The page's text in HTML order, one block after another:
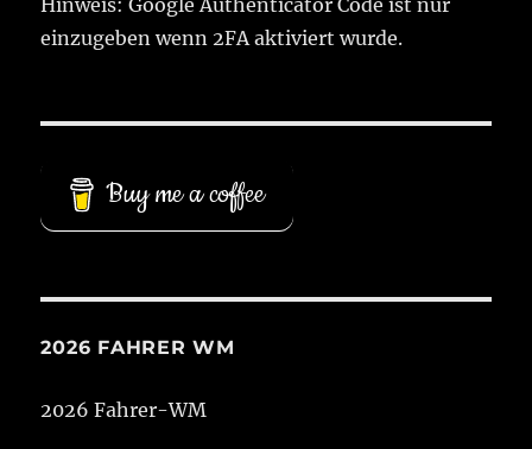
Hinweis: Google Authenticator Code ist nur
einzugeben wenn 2FA aktiviert wurde.
Buy me a coffee
2026 FAHRER WM
2026 Fahrer-WM